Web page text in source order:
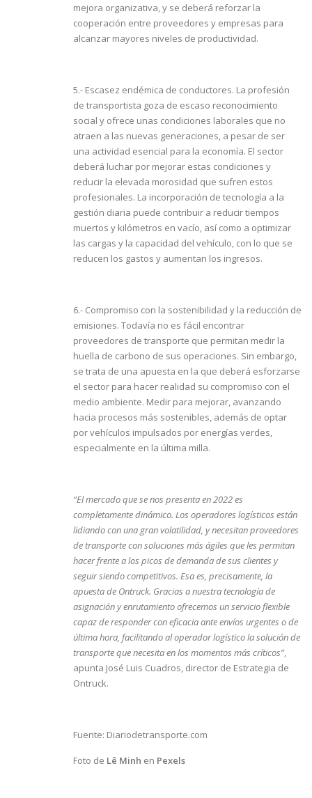
mejora organizativa, y se deberá reforzar la
cooperación entre proveedores y empresas para
alcanzar mayores niveles de productividad.
5.- Escasez endémica de conductores. La profesión
de transportista goza de escaso reconocimiento
social y ofrece unas condiciones laborales que no
atraen a las nuevas generaciones, a pesar de ser
una actividad esencial para la economía. El sector
deberá luchar por mejorar estas condiciones y
reducir la elevada morosidad que sufren estos
profesionales. La incorporación de tecnología a la
gestión diaria puede contribuir a reducir tiempos
muertos y kilómetros en vacío, así como a optimizar
las cargas y la capacidad del vehículo, con lo que se
reducen los gastos y aumentan los ingresos.
6.- Compromiso con la sostenibilidad y la reducción de
emisiones. Todavía no es fácil encontrar
proveedores de transporte que permitan medir la
huella de carbono de sus operaciones. Sin embargo,
se trata de una apuesta en la que deberá esforzarse
el sector para hacer realidad su compromiso con el
medio ambiente. Medir para mejorar, avanzando
hacia procesos más sostenibles, además de optar
por vehículos impulsados por energías verdes,
especialmente en la última milla.
“El mercado que se nos presenta en 2022 es
completamente dinámico. Los operadores logísticos están
lidiando con una gran volatilidad, y necesitan proveedores
de transporte con soluciones más ágiles que les permitan
hacer frente a los picos de demanda de sus clientes y
seguir siendo competitivos. Esa es, precisamente, la
apuesta de Ontruck. Gracias a nuestra tecnología de
asignación y enrutamiento ofrecemos un servicio flexible
capaz de responder con eficacia ante envíos urgentes o de
última hora, facilitando al operador logístico la solución de
transporte que necesita en los momentos más críticos”,
apunta José Luis Cuadros, director de Estrategia de
Ontruck.
Fuente: Diariodetransporte.com
Foto de Lê Minh en Pexels